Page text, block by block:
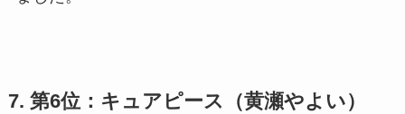
7. 第6位：キュアピース（黄瀬やよい）